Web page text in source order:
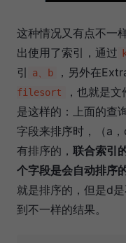
这种情况又有点不一
出使用了索引，通过
引
a、b ，另外在
filesort
，也就是
是这样的：上面的查
字段来排序时，（a
有排序的， 联合索引
个字段是会自动排序
就是排序的，但是d
到不一样的结果。